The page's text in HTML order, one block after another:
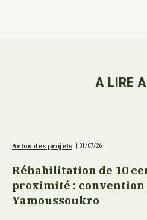
A LIRE
Actus des projets 31/07/26
Réhabilitation de 10
proximité : convention
Yamoussoukro